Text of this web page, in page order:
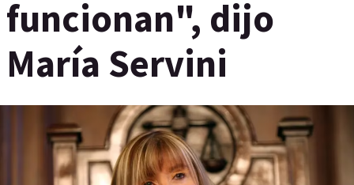
funcionan", dijo
María Servini